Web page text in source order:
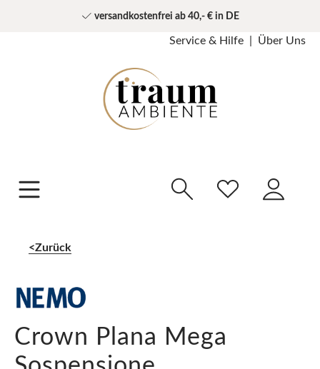
versandkostenfrei ab 40,- € in DE
Service & Hilfe Über Uns
Zurück
Crown Plana Mega